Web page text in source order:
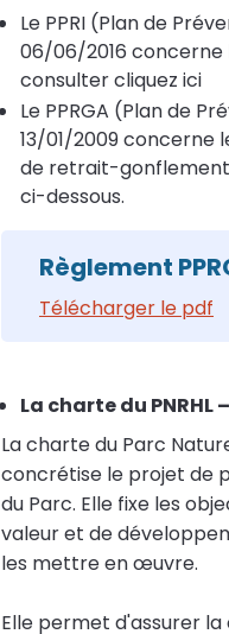
Le PPRI (Plan de
06/06/2016 concerne
consulter cliquez ici
Le PPRGA (Plan de
13/01/2009 concerne
de retrait-gonflement
ci-dessous.
Règlement
Télécharger le pdf
La charte du
La charte du Parc
concrétise le projet de
du Parc. Elle fixe les
valeur et de
les mettre en œuvre.
Elle permet d'assurer